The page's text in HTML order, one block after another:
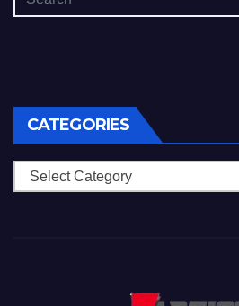
CATEGORIES
Categories